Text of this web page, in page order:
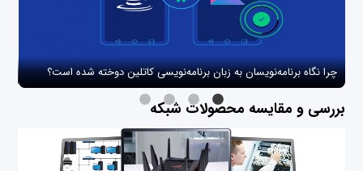
چرا نگاه برنامه‌نویسان به زبان برنامه‌نویسی کاتلین دوخته شده است؟
بررسی و مقایسه محصولات شبکه